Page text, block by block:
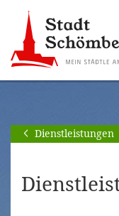
Hauptnavigation
springen
[Alt]+
Seiteninhalt
springen
[Alt]+
Dienstleistungen